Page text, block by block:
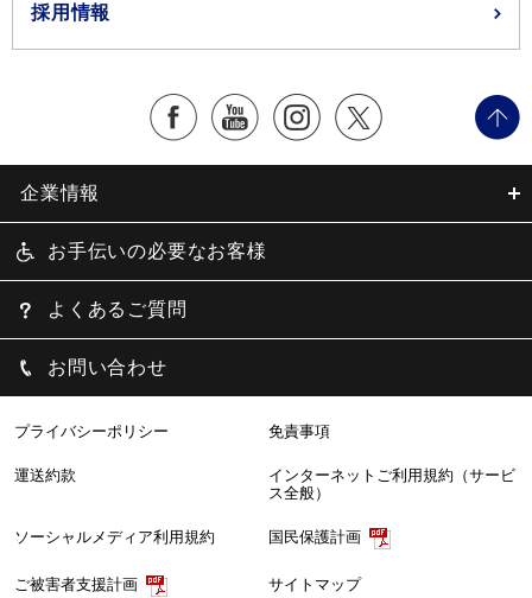
採用情報
企業情報
お手伝いの必要なお客様
よくあるご質問
お問い合わせ
プライバシーポリシー 免責事項
運送約款
インターネットご利用規約（サービ
ス全般）
ソーシャルメディア利用規約 国民保護計画
ご被害者支援計画 サイトマップ